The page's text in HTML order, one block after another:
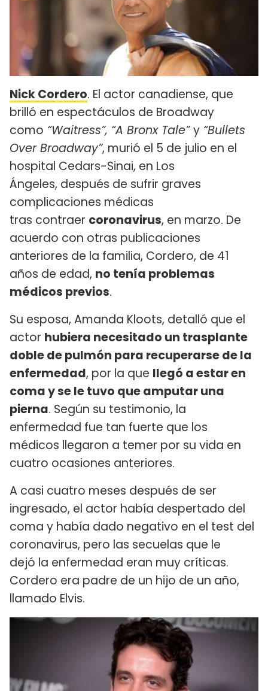
Nick Cordero. El actor canadiense, que
brilló en espectáculos de Broadway
como “Waitress”, “A Bronx Tale”y “Bullets
Over Broadway”, murió el 5 de julio en el
hospital Cedars-Sinai, en Los
Ángeles, después de sufrir graves
complicaciones médicas
tras contraer coronavirus, en marzo. De
acuerdo con otras publicaciones
anteriores de la familia, Cordero, de 41
años de edad, no tenía problemas
médicos previos.
Su esposa, Amanda Kloots, detalló que el
actor hubiera necesitado un trasplante
doble de pulmón para recuperarse de la
enfermedad, por la que llegó a estar en
coma y se le tuvo que amputar una
pierna. Según su testimonio, la
enfermedad fue tan fuerte que los
médicos llegaron a temer por su vida en
cuatro ocasiones anteriores.
A casi cuatro meses después de ser
ingresado, el actor había despertado del
coma y había dado negativo en el test del
coronavirus, pero las secuelas que le
dejó la enfermedad eran muy críticas.
Cordero era padre de un hijo de un año,
llamado Elvis.